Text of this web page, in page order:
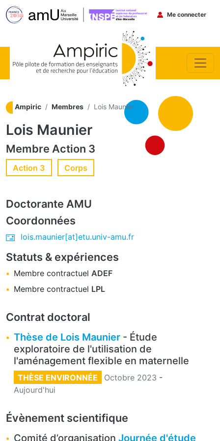
Menu du
Me connecter
Ampiric Membres Lois Maunier
Lois Maunier
Membre Action 3
Action 3 Corps
Doctorante AMU
Coordonnées
lois.maunier[at]etu.univ-amu.fr
Statuts & expériences
Membre contractuel ADEF
Membre contractuel LPL
Contrat doctoral
Thèse de Lois Maunier - Étude
exploratoire de l'utilisation de
l'aménagement flexible en maternelle
THÈSE ENVIRONNÉE Octobre 2023 -
Aujourd'hui
Évènement scientifique
Comité d’organisation Journée d'étude